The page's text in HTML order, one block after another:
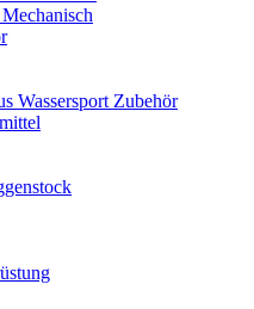
Wassersport Zubehör